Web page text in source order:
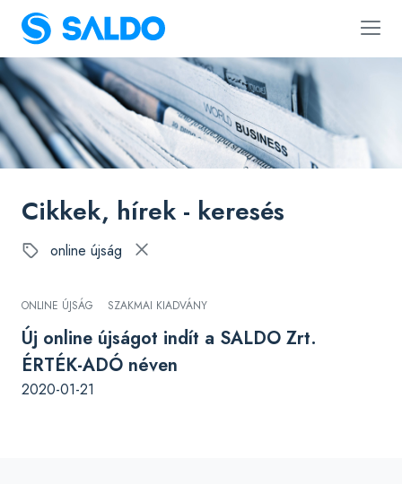
Cikkek, hírek - keresés
online újság
ONLINE ÚJSÁG SZAKMAI KIADVÁNY
Új online újságot indít a SALDO Zrt.
ÉRTÉK-ADÓ néven
2020-01-21